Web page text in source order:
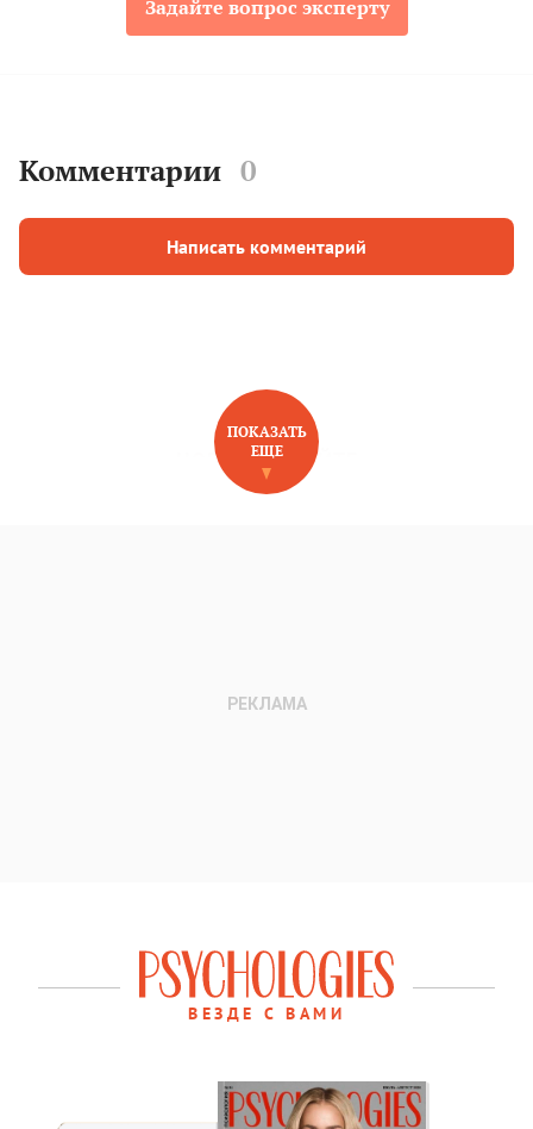
Задайте вопрос эксперту
Комментарии 0
Написать комментарий
НОВОЕ НА САЙТЕ
ПОКАЗАТЬ
ЕЩЕ
ВЕЗДЕ С ВАМИ